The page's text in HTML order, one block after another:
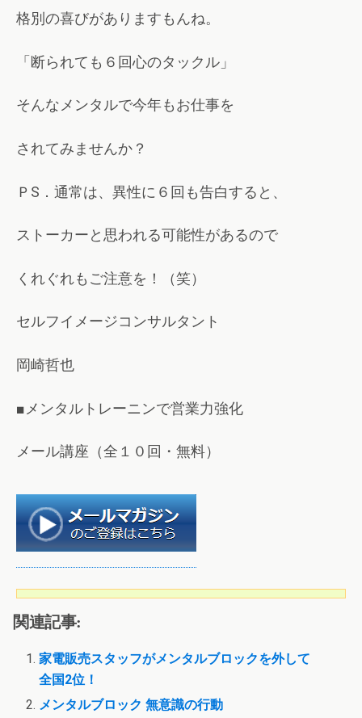
格別の喜びがありますもんね。
「断られても６回心のタックル」
そんなメンタルで今年もお仕事を
されてみませんか？
ＰS．通常は、異性に６回も告白すると、
ストーカーと思われる可能性があるので
くれぐれもご注意を！（笑）
セルフイメージコンサルタント
岡崎哲也
■メンタルトレーニンで営業力強化
メール講座（全１０回・無料）
関連記事:
家電販売スタッフがメンタルブロックを外して
全国2位！
メンタルブロック 無意識の行動